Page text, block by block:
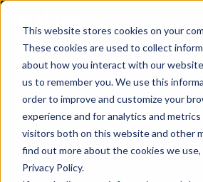
This website stores cookies on your
These cookies are used to collect
about how you interact with our
us to remember you. We use this
order to improve and customize your
experience and for analytics and
visitors both on this website and other
find out more about the cookies we use,
Privacy Policy.
Marketing global
partenariat
AirPlus
Comment Huble a joint ses forces à
International pour transformer les